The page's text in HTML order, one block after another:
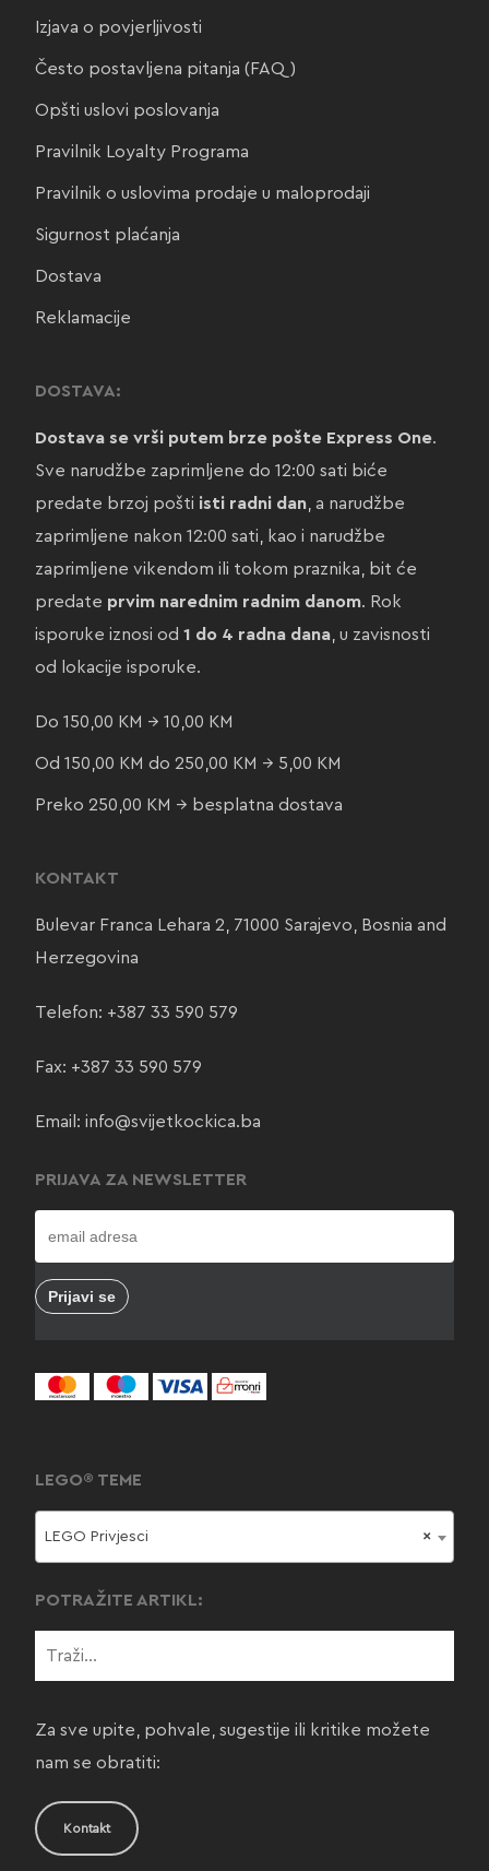
Izjava o povjerljivosti
Često postavljena pitanja (FAQ)
Opšti uslovi poslovanja
Pravilnik Loyalty Programa
Pravilnik o uslovima prodaje u maloprodaji
Sigurnost plaćanja
Dostava
Reklamacije
DOSTAVA:
Dostava se vrši putem brze pošte Express One.
Sve narudžbe zaprimljene do 12:00 sati biće
predate brzoj pošti isti radni dan, a narudžbe
zaprimljene nakon 12:00 sati, kao i narudžbe
zaprimljene vikendom ili tokom praznika, bit će
predate prvim narednim radnim danom. Rok
isporuke iznosi od 1 do 4 radna dana, u zavisnosti
od lokacije isporuke.
Do 150,00 KM → 10,00 KM
Od 150,00 KM do 250,00 KM → 5,00 KM
Preko 250,00 KM → besplatna dostava
KONTAKT
Bulevar Franca Lehara 2, 71000 Sarajevo, Bosnia and
Herzegovina
Telefon: +387 33 590 579
Fax: +387 33 590 579
Email: info@svijetkockica.ba
PRIJAVA ZA NEWSLETTER
LEGO® TEME
×
LEGO Privjesci
POTRAŽITE ARTIKL:
Za sve upite, pohvale, sugestije ili kritike možete
nam se obratiti:
Kontakt